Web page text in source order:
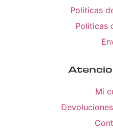
Politicas
Politicas
Mi